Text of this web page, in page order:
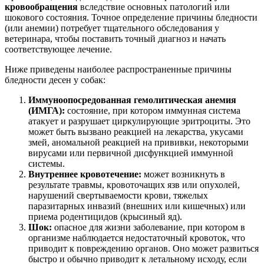
кровообращения вследствие основных патологий или
шокового состояния. Точное определение причины бледности
(или анемии) потребует тщательного обследования у
ветеринара, чтобы поставить точный диагноз и начать
соответствующее лечение.
Ниже приведены наиболее распространенные причины
бледности десен у собак:
Иммуноопосредованная гемолитическая анемия
(ИМГА): состояние, при котором иммунная система
атакует и разрушает циркулирующие эритроциты. Это
может быть вызвано реакцией на лекарства, укусами
змей, аномальной реакцией на прививки, некоторыми
вирусами или первичной дисфункцией иммунной
системы.
Внутреннее кровотечение: может возникнуть в
результате травмы, кровоточащих язв или опухолей,
нарушений свертываемости крови, тяжелых
паразитарных инвазий (внешних или кишечных) или
приема родентицидов (крысиный яд).
Шок: опасное для жизни заболевание, при котором в
организме наблюдается недостаточный кровоток, что
приводит к повреждению органов. Оно может развиться
быстро и обычно приводит к летальному исходу, если